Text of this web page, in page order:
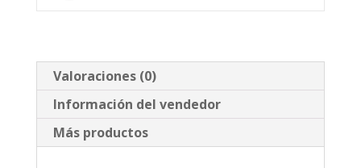
Valoraciones (0)
Información del vendedor
Más productos